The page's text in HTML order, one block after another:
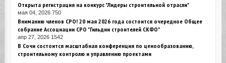
Открыта регистрация на конкурс "Лидеры строительной отрасли"
мая 04, 2026 750
Вниманию членов СРО! 20 мая 2026 года состоится очередное Общее
собрание Ассоциации СРО "Гильдии строителей СКФО"
апр 27, 2026 1542
В Сочи состоится масштабная конференция по ценообразованию,
строительному контролю и управлению проектами